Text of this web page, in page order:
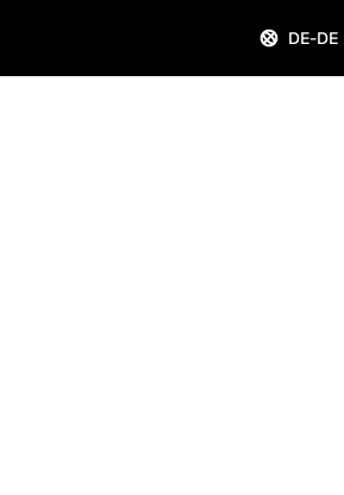
DE-DE